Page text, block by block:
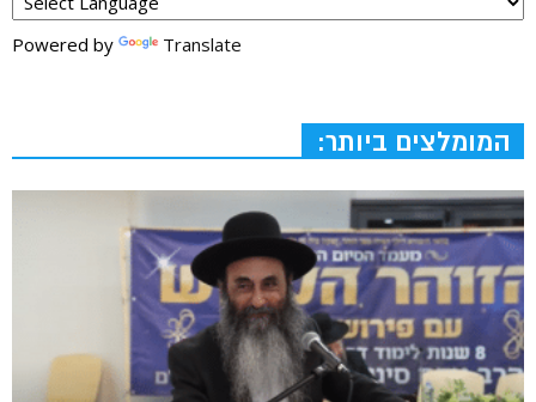
Powered by Translate
המומלצים ביותר: